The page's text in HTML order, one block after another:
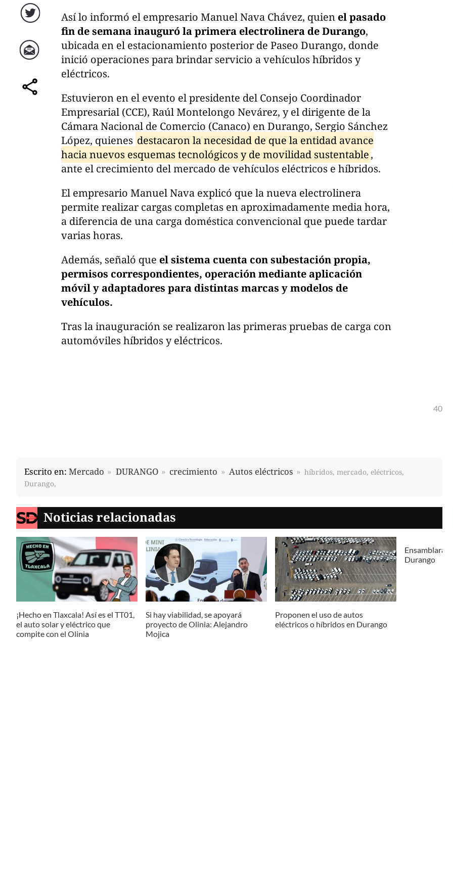
Twitter
Correo
comparte
Así lo informó el empresario Manuel Nava Chávez, quien el pasado
fin de semana inauguró la primera electrolinera de Durango,
ubicada en el estacionamiento posterior de Paseo Durango, donde
inició operaciones para brindar servicio a vehículos híbridos y
eléctricos.
Estuvieron en el evento el presidente del Consejo Coordinador
Empresarial (CCE), Raúl Montelongo Nevárez, y el dirigente de la
Cámara Nacional de Comercio (Canaco) en Durango, Sergio Sánchez
López, quienes destacaron la necesidad de que la entidad avance
hacia nuevos esquemas tecnológicos y de movilidad sustentable,
ante el crecimiento del mercado de vehículos eléctricos e híbridos.
El empresario Manuel Nava explicó que la nueva electrolinera
permite realizar cargas completas en aproximadamente media hora,
a diferencia de una carga doméstica convencional que puede tardar
varias horas.
Además, señaló que el sistema cuenta con subestación propia,
permisos correspondientes, operación mediante aplicación
móvil y adaptadores para distintas marcas y modelos de
vehículos.
Tras la inauguración se realizaron las primeras pruebas de carga con
automóviles híbridos y eléctricos.
40
Escrito en: Mercado DURANGO crecimiento Autos eléctricos
híbridos, mercado, eléctricos,
Durango,
Noticias relacionadas
¡Hecho en Tlaxcala! Así es el TT01,
el auto solar y eléctrico que
compite con el Olinia
Si hay viabilidad, se apoyará
proyecto de Olinia: Alejandro
Mojica
Proponen el uso de autos
eléctricos o híbridos en Durango
Ensamblarán
Durango